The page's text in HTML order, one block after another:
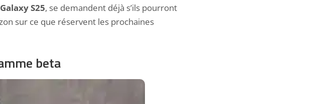
Galaxy S25, se demandent déjà s’ils pourront
sur ce que réservent les prochaines
beta